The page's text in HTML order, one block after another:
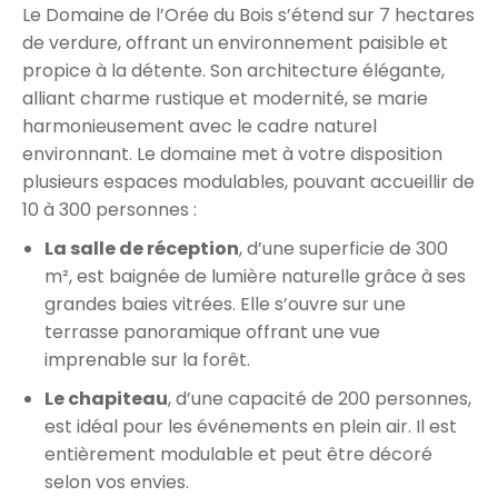
Le Domaine de l’Orée du Bois s’étend sur 7 hectares
de verdure, offrant un environnement paisible et
propice à la détente. Son architecture élégante,
alliant charme rustique et modernité, se marie
harmonieusement avec le cadre naturel
environnant. Le domaine met à votre disposition
plusieurs espaces modulables, pouvant accueillir de
10 à 300 personnes :
La salle de réception, d’une superficie de 300
m², est baignée de lumière naturelle grâce à ses
grandes baies vitrées. Elle s’ouvre sur une
terrasse panoramique offrant une vue
imprenable sur la forêt.
Le chapiteau, d’une capacité de 200 personnes,
est idéal pour les événements en plein air. Il est
entièrement modulable et peut être décoré
selon vos envies.